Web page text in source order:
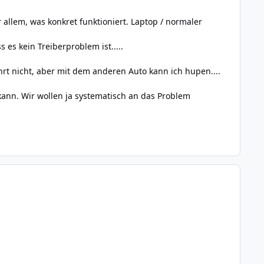
was konkret funktioniert. Laptop / normaler
es kein Treiberproblem ist.....
nicht, aber mit dem anderen Auto kann ich hupen....
Wir wollen ja systematisch an das Problem